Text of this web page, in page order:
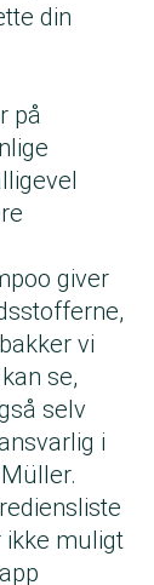
din
på
giver
vi
se,
selv
i
ikke muligt